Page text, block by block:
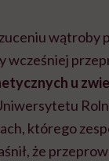
wątroby
wcześniej
u
którego
że